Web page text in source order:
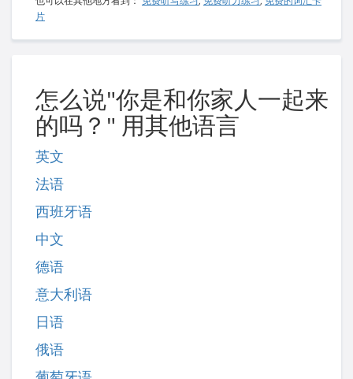
片
怎么说"你是和你家人一起来
的吗？" 用其他语言
英文
法语
西班牙语
中文
德语
意大利语
日语
俄语